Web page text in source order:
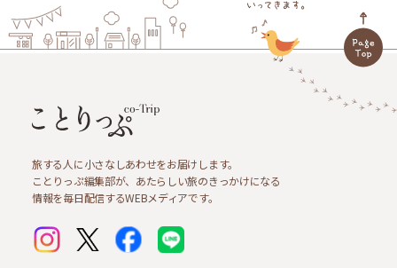
旅する人に小さなしあわせをお届けします。
ことりっぷ編集部が、あたらしい旅のきっかけになる
情報を毎日配信するWEBメディアです。